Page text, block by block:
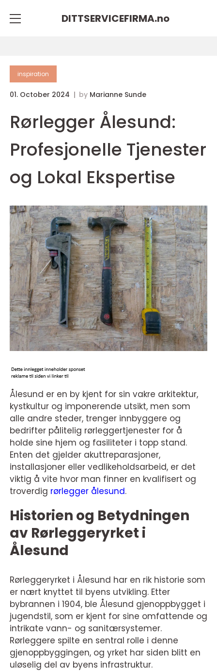
DITTSERVICEFIRMA.no
inspiration
01. October 2024 by Marianne Sunde
Rørlegger Ålesund:
Profesjonelle Tjenester
og Lokal Ekspertise
Ålesund er en by kjent for sin vakre arkitektur,
kystkultur og imponerende utsikt, men som
alle andre steder, trenger innbyggere og
bedrifter pålitelig rørleggertjenester for å
holde sine hjem og fasiliteter i topp stand.
Enten det gjelder akuttreparasjoner,
installasjoner eller vedlikeholdsarbeid, er det
viktig å vite hvor man finner en kvalifisert og
troverdig rørlegger ålesund.
Historien og Betydningen
av Rørleggeryrket i
Ålesund
Rørleggeryrket i Ålesund har en rik historie som
er nært knyttet til byens utvikling. Etter
bybrannen i 1904, ble Ålesund gjenoppbygget i
jugendstil, som er kjent for sine omfattende og
intrikate vann- og sanitærsystemer.
Rørleggere spilte en sentral rolle i denne
gjenoppbyggingen, og yrket har siden blitt en
uløselig del av byens infrastruktur.